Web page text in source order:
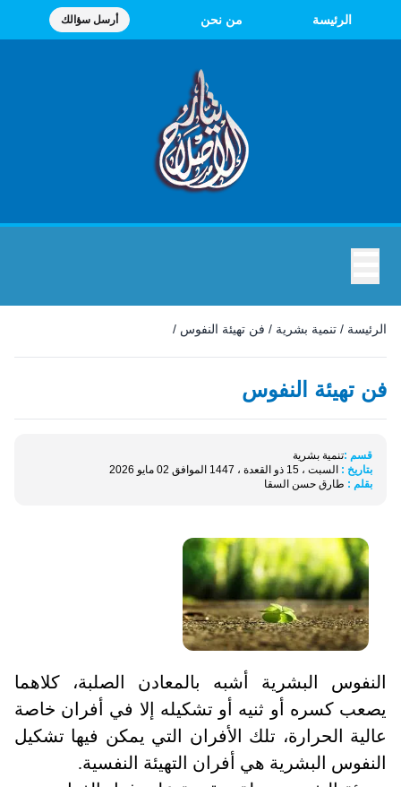
الرئيسة من نحن أرسل سؤالك
الرئيسة / تنمية بشرية / فن تهيئة النفوس /
فن تهيئة النفوس
قسم :تنمية بشرية
بتاريخ : السبت ، 15 ذو القعدة ، 1447 الموافق 02 مايو 2026
بقلم : طارق حسن السقا
النفوس البشرية أشبه بالمعادن الصلبة، كلاهما
يصعب كسره أو ثنيه أو تشكيله إلا في أفران خاصة
عالية الحرارة، تلك الأفران التي يمكن فيها تشكيل
النفوس البشرية هي أفران التهيئة النفسية.